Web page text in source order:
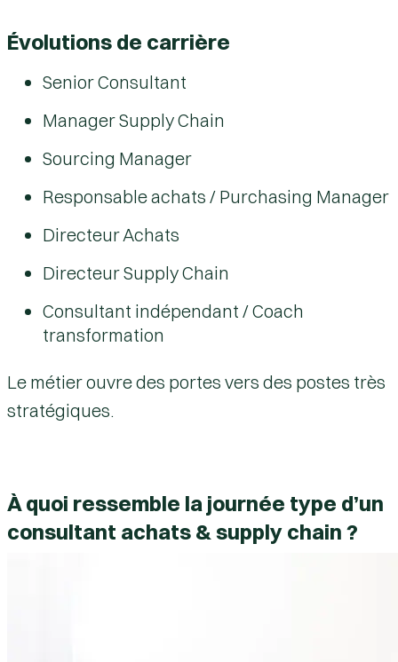
Évolutions de carrière
Senior Consultant
Manager Supply Chain
Sourcing Manager
Responsable achats / Purchasing Manager
Directeur Achats
Directeur Supply Chain
Consultant indépendant / Coach
transformation
Le métier ouvre des portes vers des postes très
stratégiques.
À quoi ressemble la journée type d’un
consultant achats & supply chain ?